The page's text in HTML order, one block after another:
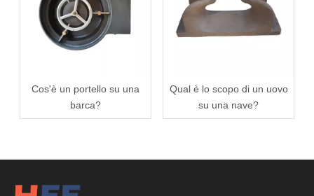
Cos'è un portello su una
barca?
Qual è lo scopo di un uovo
su una nave?